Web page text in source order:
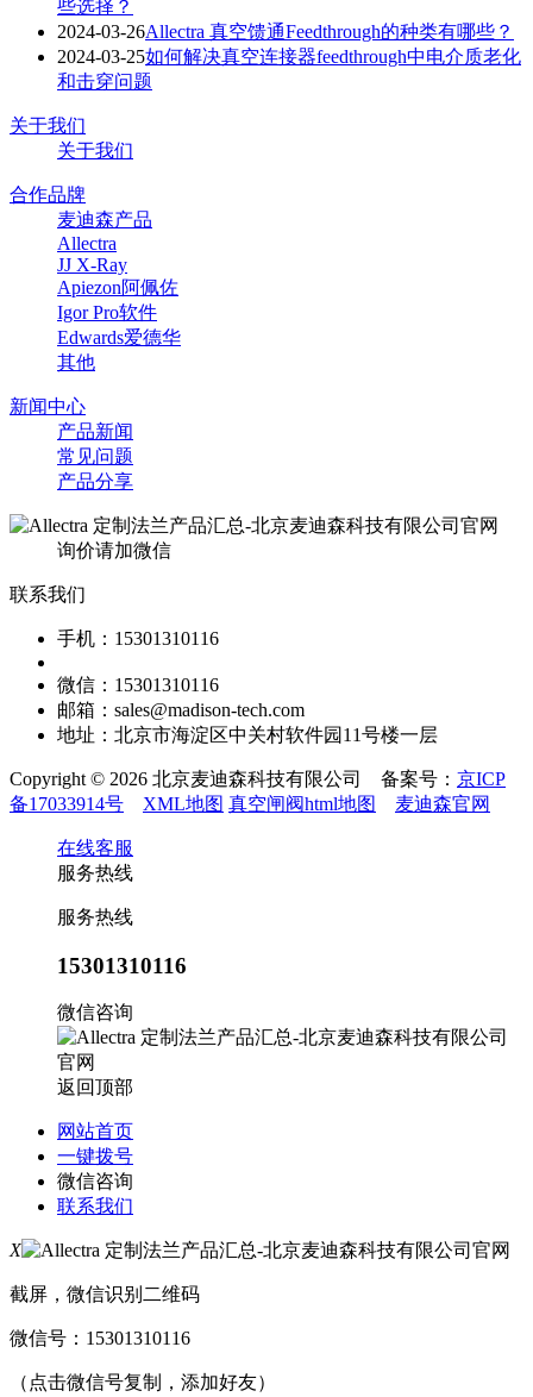
些选择？
2024-03-26Allectra 真空馈通Feedthrough的种类有哪些？
2024-03-25如何解决真空连接器feedthrough中电介质老化
和击穿问题
关于我们
关于我们
合作品牌
麦迪森产品
Allectra
JJ X-Ray
Apiezon阿佩佐
Igor Pro软件
Edwards爱德华
其他
新闻中心
产品新闻
常见问题
产品分享
询价请加微信
联系我们
手机：15301310116
微信：15301310116
邮箱：sales@madison-tech.com
地址：北京市海淀区中关村软件园11号楼一层
Copyright © 2026 北京麦迪森科技有限公司 备案号： 京ICP
备17033914号
XML地图 真空闸阀html地图 麦迪森官网
在线客服
服务热线
服务热线
15301310116
微信咨询
返回顶部
网站首页
一键拨号
微信咨询
联系我们
X
截屏，微信识别二维码
微信号： 15301310116
（点击微信号复制，添加好友）